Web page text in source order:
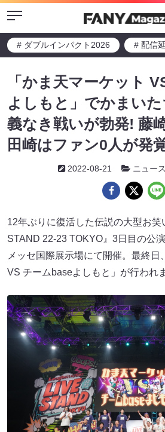
Menu
# ダブルインパクト2026 # 配信
「かま天マーケット
よしもと」でかまい
義なき戦いが勃発! 藤
田崎はファン0人が発
2022-08-21 ニュース
12年ぶりに復活した伝説の大型お
STAND 22-23 TOKYO』3日目の公
メッセ国際展示場にて開催。最終日
VS チームbaseよしもと」が行われ